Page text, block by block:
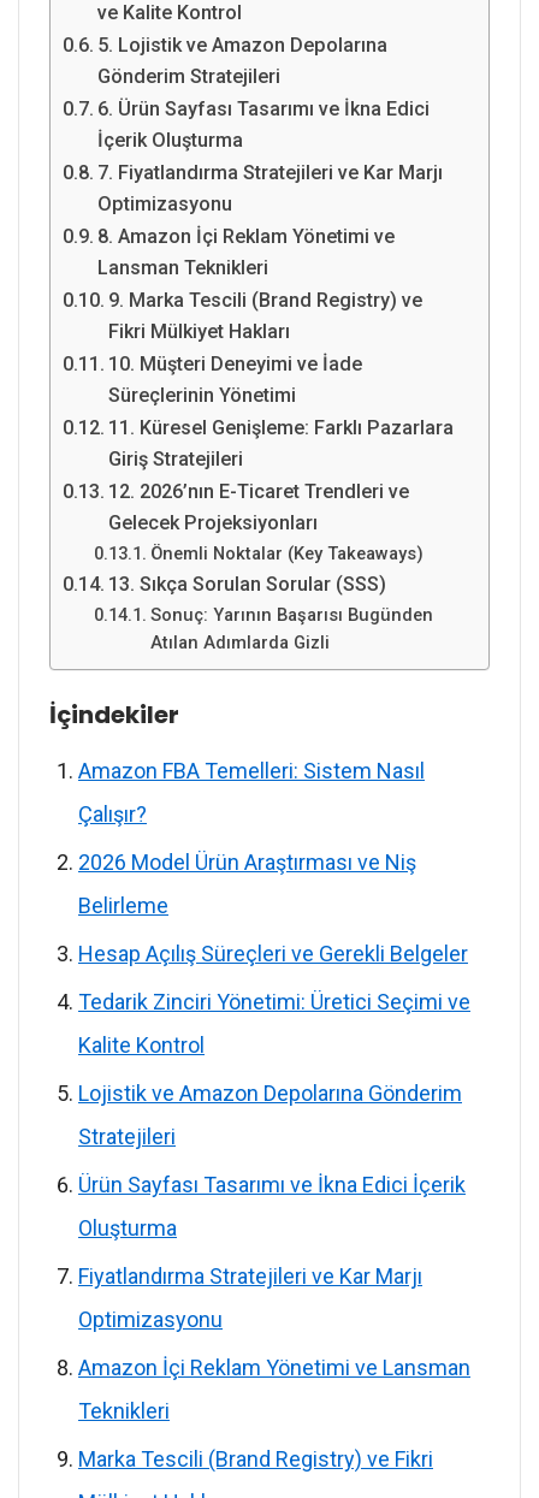
ve Kalite Kontrol
5. Lojistik ve Amazon Depolarına
Gönderim Stratejileri
6. Ürün Sayfası Tasarımı ve İkna Edici
İçerik Oluşturma
7. Fiyatlandırma Stratejileri ve Kar Marjı
Optimizasyonu
8. Amazon İçi Reklam Yönetimi ve
Lansman Teknikleri
9. Marka Tescili (Brand Registry) ve
Fikri Mülkiyet Hakları
10. Müşteri Deneyimi ve İade
Süreçlerinin Yönetimi
11. Küresel Genişleme: Farklı Pazarlara
Giriş Stratejileri
12. 2026’nın E-Ticaret Trendleri ve
Gelecek Projeksiyonları
Önemli Noktalar (Key Takeaways)
13. Sıkça Sorulan Sorular (SSS)
Sonuç: Yarının Başarısı Bugünden
Atılan Adımlarda Gizli
İçindekiler
Amazon FBA Temelleri: Sistem Nasıl
Çalışır?
2026 Model Ürün Araştırması ve Niş
Belirleme
Hesap Açılış Süreçleri ve Gerekli Belgeler
Tedarik Zinciri Yönetimi: Üretici Seçimi ve
Kalite Kontrol
Lojistik ve Amazon Depolarına Gönderim
Stratejileri
Ürün Sayfası Tasarımı ve İkna Edici İçerik
Oluşturma
Fiyatlandırma Stratejileri ve Kar Marjı
Optimizasyonu
Amazon İçi Reklam Yönetimi ve Lansman
Teknikleri
Marka Tescili (Brand Registry) ve Fikri